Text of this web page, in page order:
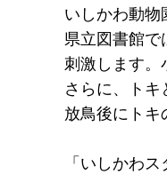
いしかわ動物
県立図書館で
刺激します。
さらに、トキ
放鳥後にトキ
「いしかわ